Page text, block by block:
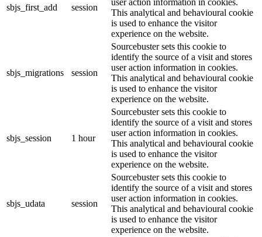
sbjs_first_add session
user action information in cookies.
This analytical and behavioural cookie
is used to enhance the visitor
experience on the website.
sbjs_migrations session
Sourcebuster sets this cookie to
identify the source of a visit and stores
user action information in cookies.
This analytical and behavioural cookie
is used to enhance the visitor
experience on the website.
sbjs_session 1 hour
Sourcebuster sets this cookie to
identify the source of a visit and stores
user action information in cookies.
This analytical and behavioural cookie
is used to enhance the visitor
experience on the website.
sbjs_udata session
Sourcebuster sets this cookie to
identify the source of a visit and stores
user action information in cookies.
This analytical and behavioural cookie
is used to enhance the visitor
experience on the website.